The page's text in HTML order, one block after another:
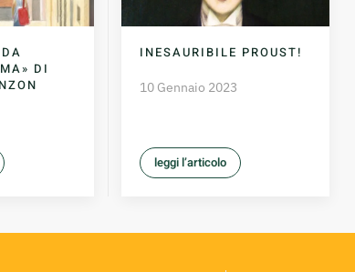
DI
INESAURIBILE PROUST!
10 Gennaio 2023
leggi l’articolo